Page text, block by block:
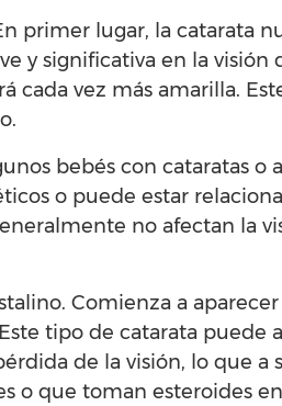
primer lugar, la catarata
y significativa en la visión
cada vez más amarilla.
bebés con cataratas o
o puede estar
no afectan la
Comienza a
tipo de catarata puede
de la visión, lo que a
o que toman esteroides